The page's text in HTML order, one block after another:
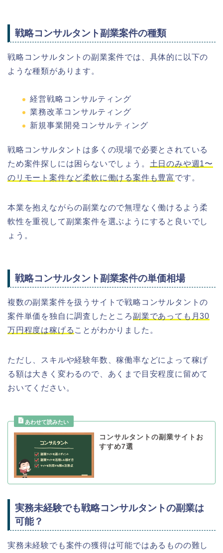
戦略コンサルタント副業案件の種類
戦略コンサルタントの副業案件では、具体的に以下の
ような種類があります。
経営戦略コンサルティング
業務改革コンサルティング
新規事業開発コンサルティング
戦略コンサルタントは多くの現場で必要とされている
ため案件探しには困らないでしょう。 土日のみや週1〜
のリモート案件など柔軟に働ける案件も豊富 です。
本業を抱えながらの副業なので無理なく働けるよう柔
軟性を重視して副業案件を選ぶようにすると良いでし
ょう。
戦略コンサルタント副業案件の単価相場
複数の副業案件を扱うサイトで戦略コンサルタントの
案件単価を独自に調査したところ副業であっても月30
万円程度は稼げる ことがわかりました。
ただし、スキルや経験年数、稼働率などによって稼げ
る額は大きく変わるので、あくまで目安程度に留めて
おいてください。
コンサルタントの副業サイトお
すすめ7選
実務未経験でも戦略コンサルタントの副業は
可能？
実務未経験でも案件の獲得は可能ではあるものの難し